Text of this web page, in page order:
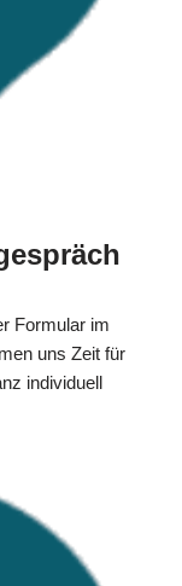
Formular im
uns Zeit für
individuell